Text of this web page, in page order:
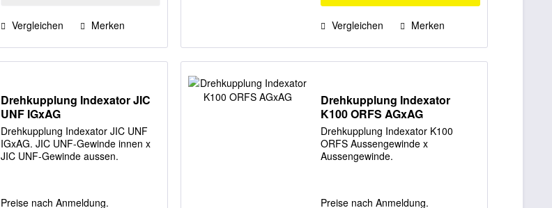
Vergleichen Merken Vergleichen Merken
Drehkupplung Indexator JIC
UNF IGxAG
Drehkupplung Indexator JIC UNF
IGxAG. JIC UNF-Gewinde innen x
JIC UNF-Gewinde aussen.
Preise nach Anmeldung.
Drehkupplung Indexator
K100 ORFS AGxAG
Drehkupplung Indexator K100
ORFS Aussengewinde x
Aussengewinde.
Preise nach Anmeldung.